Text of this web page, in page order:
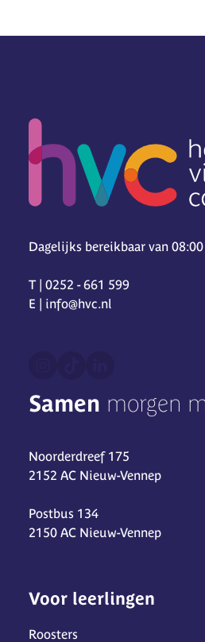
Dagelijks bereikbaar van
T | 0252 - 661 599
E | info@hvc.nl
Samen morgen
Noorderdreef 175
2152 AC Nieuw-Vennep
Postbus 134
2150 AC Nieuw-Vennep
Voor leerlingen
Roosters